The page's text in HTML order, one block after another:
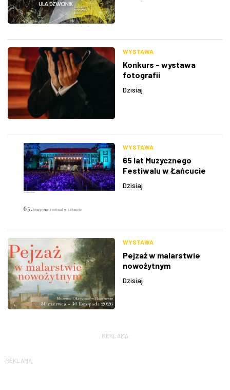
WYSTAWA
Konkurs - wystawa
fotografii
Dzisiaj
WYSTAWA
65 lat Muzycznego
Festiwalu w Łańcucie
Dzisiaj
WYSTAWA
Pejzaż w malarstwie
nowożytnym
Dzisiaj
REKLAMA
REKLAMA